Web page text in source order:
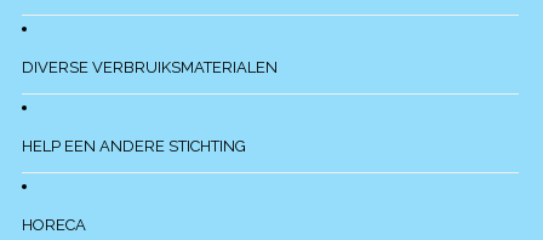
DIVERSE VERBRUIKSMATERIALEN
HELP EEN ANDERE STICHTING
HORECA